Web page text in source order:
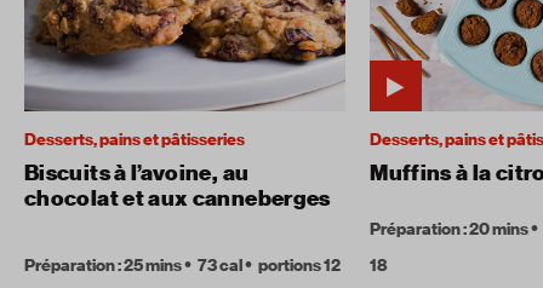
Desserts, pains et pâtisseries
Biscuits à l’avoine, au
chocolat et aux canneberges
Préparation : 25 mins 73 cal portions 12
Desserts, pains et
Muffins à la
Préparation : 20 mins
18